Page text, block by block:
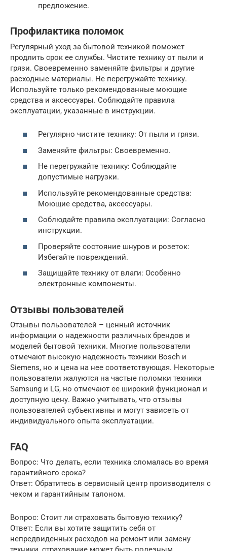
предложение.
Профилактика поломок
Регулярный уход за бытовой техникой поможет
продлить срок ее службы. Чистите технику от пыли и
грязи. Своевременно заменяйте фильтры и другие
расходные материалы. Не перегружайте технику.
Используйте только рекомендованные моющие
средства и аксессуары. Соблюдайте правила
эксплуатации, указанные в инструкции.
Регулярно чистите технику: От пыли и грязи.
Заменяйте фильтры: Своевременно.
Не перегружайте технику: Соблюдайте
допустимые нагрузки.
Используйте рекомендованные средства:
Моющие средства, аксессуары.
Соблюдайте правила эксплуатации: Согласно
инструкции.
Проверяйте состояние шнуров и розеток:
Избегайте повреждений.
Защищайте технику от влаги: Особенно
электронные компоненты.
Отзывы пользователей
Отзывы пользователей – ценный источник
информации о надежности различных брендов и
моделей бытовой техники. Многие пользователи
отмечают высокую надежность техники Bosch и
Siemens, но и цена на нее соответствующая. Некоторые
пользователи жалуются на частые поломки техники
Samsung и LG, но отмечают ее широкий функционал и
доступную цену. Важно учитывать, что отзывы
пользователей субъективны и могут зависеть от
индивидуального опыта эксплуатации.
FAQ
Вопрос: Что делать, если техника сломалась во время
гарантийного срока?
Ответ: Обратитесь в сервисный центр производителя с
чеком и гарантийным талоном.
Вопрос: Стоит ли страховать бытовую технику?
Ответ: Если вы хотите защитить себя от
непредвиденных расходов на ремонт или замену